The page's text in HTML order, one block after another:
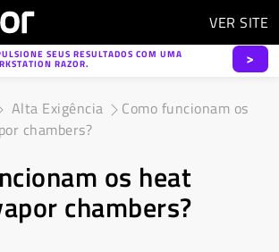
VER SITE
SEUS RESULTADOS COM UMA
RAZOR. >
Alta Exigência
Como funcionam os
chambers?
os heat
chambers?